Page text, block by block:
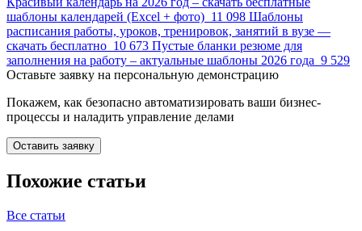
шаблоны календарей (Excel + фото) 11 098 Шаблоны
расписания работы, уроков, тренировок, занятий в вузе —
скачать бесплатно 10 673 Пустые бланки резюме для
заполнения на работу – актуальные шаблоны 2026 года 9 529
Оставьте заявку на персональную демонстрацию
Покажем, как безопасно автоматизировать ваши бизнес-
процессы и наладить управление делами
Оставить заявку
Похожие статьи
Все статьи